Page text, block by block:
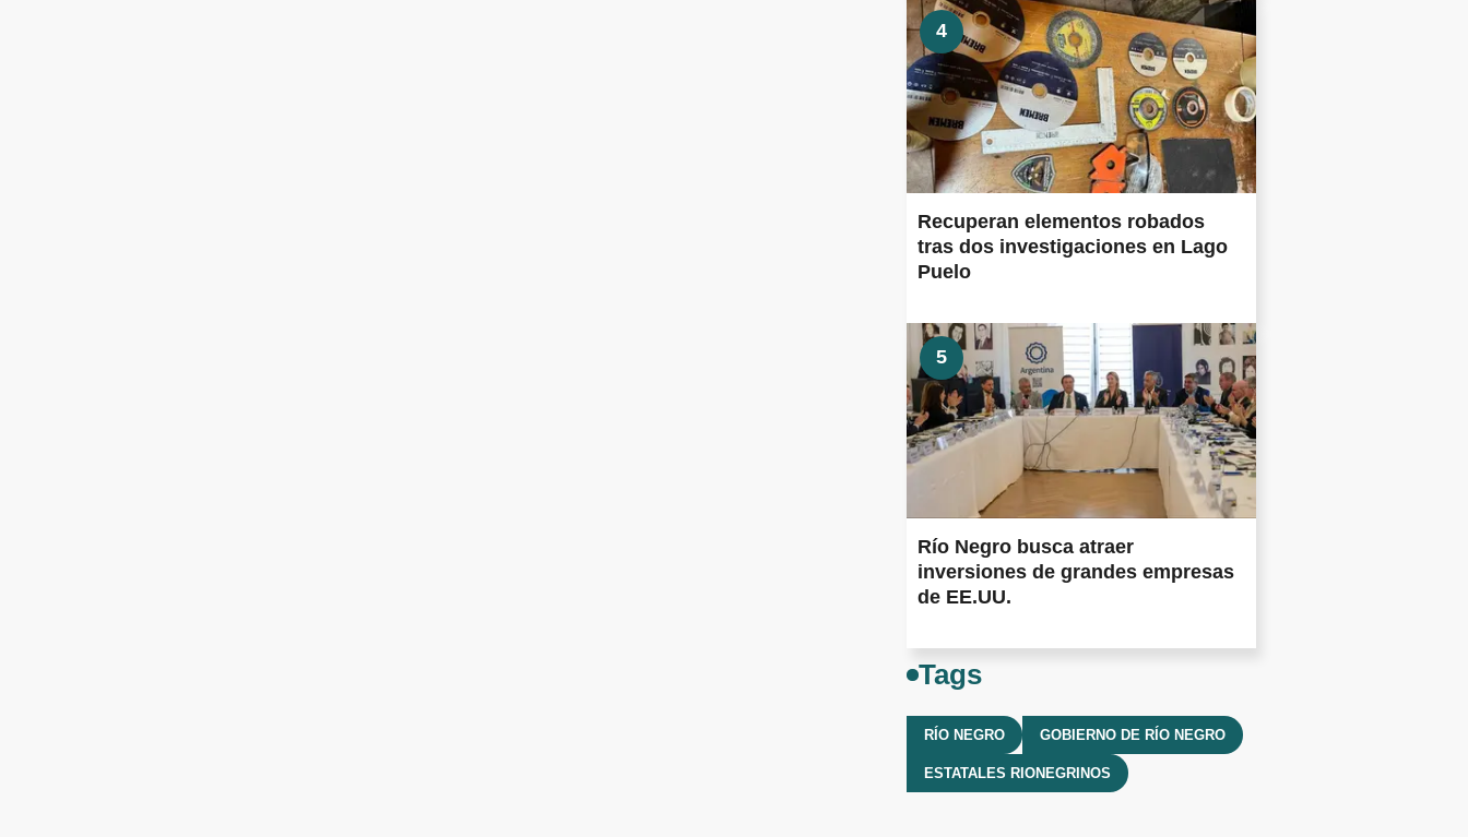
4
Recuperan elementos robados
tras dos investigaciones en Lago
Puelo
5
Río Negro busca atraer
inversiones de grandes empresas
de EE.UU.
Tags
RÍO NEGRO GOBIERNO DE RÍO NEGRO
ESTATALES RIONEGRINOS